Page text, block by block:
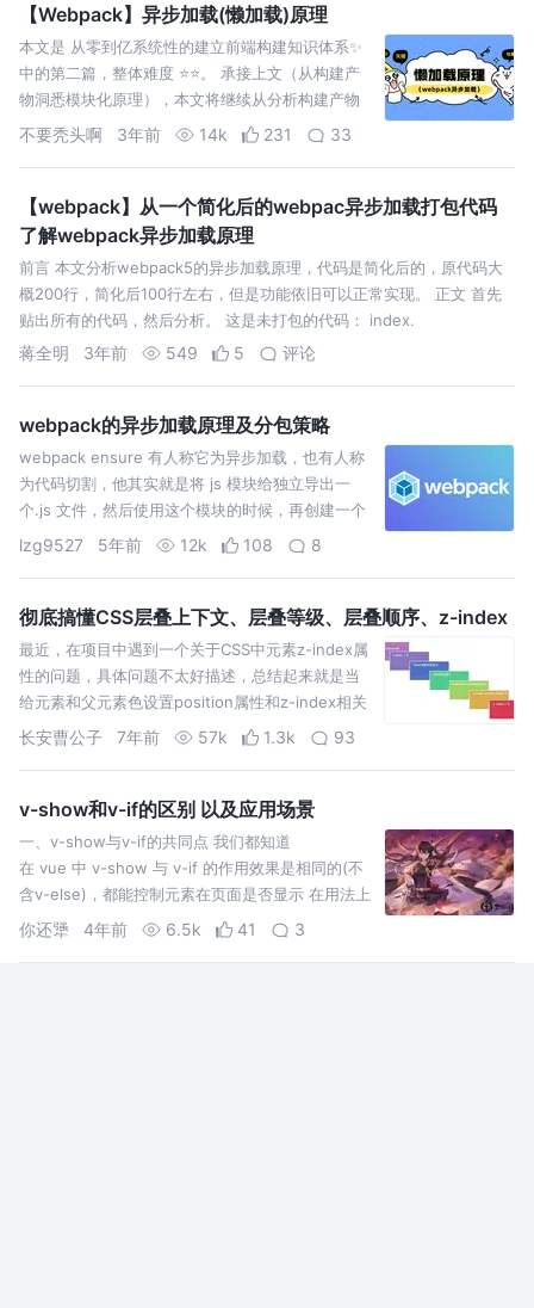
【Webpack】异步加载(懒加载)原理
本文是 从零到亿系统性的建立前端构建知识体系✨
中的第二篇，整体难度 ⭐️⭐️。 承接上文（从构建产
物洞悉模块化原理），本文将继续从分析构建产物
出发，探索 Webpack 中异步加载（懒加载）的原理
不要秃头啊 3年前 14k 231 33
【webpack】从一个简化后的webpac异步加载打包代码
了解webpack异步加载原理
前言 本文分析webpack5的异步加载原理，代码是简化后的，原代码大
概200行，简化后100行左右，但是功能依旧可以正常实现。 正文 首先
贴出所有的代码，然后分析。 这是未打包的代码： index.
蒋全明 3年前 549 5 评论
webpack的异步加载原理及分包策略
webpack ensure 有人称它为异步加载，也有人称
为代码切割，他其实就是将 js 模块给独立导出一
个.js 文件，然后使用这个模块的时候，再创建一个
script 对象，加入到 document.head 对象中，浏
lzg9527 5年前 12k 108 8
彻底搞懂CSS层叠上下文、层叠等级、层叠顺序、z-index
最近，在项目中遇到一个关于CSS中元素z-index属
性的问题，具体问题不太好描述，总结起来就是当
给元素和父元素色设置position属性和z-index相关
属性后，页面上渲染的元素层级结果和我预想的不
长安曹公子 7年前 57k 1.3k 93
v-show和v-if的区别 以及应用场景
一、v-show与v-if的共同点 我们都知道
在 vue 中 v-show 与 v-if 的作用效果是相同的(不
含v-else)，都能控制元素在页面是否显示 在用法上
也是相同的 当表达式为true的时
你还犟 4年前 6.5k 41 3